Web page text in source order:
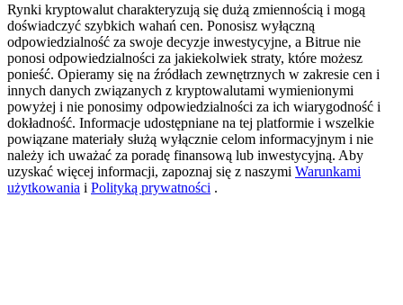
Trade Gold & Silver · 33,333 USDT Bonus
USDT New User Exclusive 10% APR
USDT Flexible Staking | Daily Rewards
Rynki kryptowalut charakteryzują się dużą zmiennością i mogą
doświadczyć szybkich wahań cen. Ponosisz wyłączną
odpowiedzialność za swoje decyzje inwestycyjne, a Bitrue nie
ponosi odpowiedzialności za jakiekolwiek straty, które możesz
ponieść. Opieramy się na źródłach zewnętrznych w zakresie cen i
innych danych związanych z kryptowalutami wymienionymi
powyżej i nie ponosimy odpowiedzialności za ich wiarygodność i
dokładność. Informacje udostępniane na tej platformie i wszelkie
powiązane materiały służą wyłącznie celom informacyjnym i nie
należy ich uważać za poradę finansową lub inwestycyjną. Aby
uzyskać więcej informacji, zapoznaj się z naszymi Warunkami
użytkowania i Polityką prywatności .